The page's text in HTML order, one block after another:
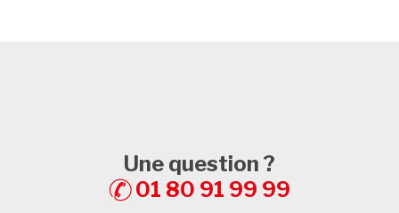
Une question ?
01 80 91 99 99